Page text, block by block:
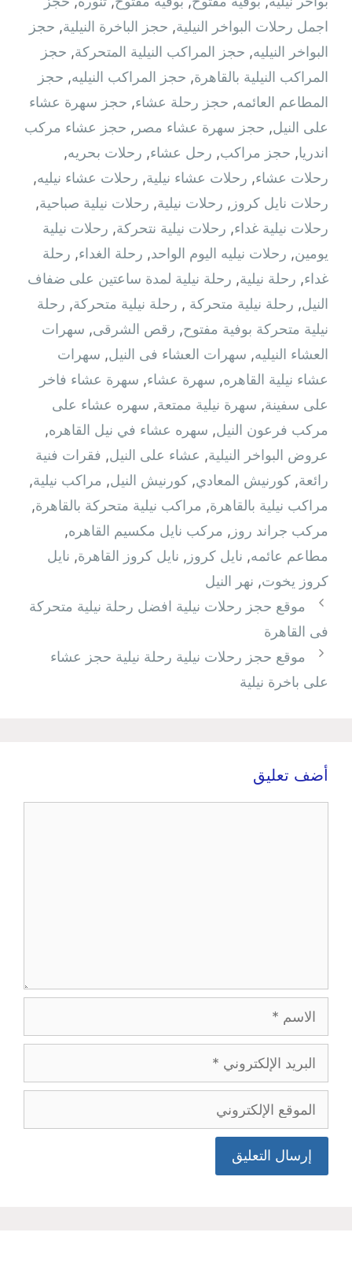
اجمل رحلات البواخر النيلية, حجز الباخرة النيلية, حجز
البواخر النيليه, حجز المراكب النيلية المتحركة, حجز
المراكب النيلية بالقاهرة, حجز المراكب النيليه, حجز
المطاعم العائمه, حجز رحلة عشاء, حجز سهرة عشاء
على النيل, حجز سهرة عشاء مصر , حجز عشاء مركب
اندريا, حجز مراكب, رحل عشاء, رحلات بحريه,
رحلات عشاء, رحلات عشاء نيلية, رحلات عشاء نيليه,
رحلات نايل كروز , رحلات نيلية, رحلات نيلية صباحية,
رحلات نيلية غداء, رحلات نيلية نتحركة, رحلات نيلية
يومين, رحلات نيليه اليوم الواحد, رحلة الغداء, رحلة
غداء, رحلة نيلية, رحلة نيلية لمدة ساعتين على ضفاف
النيل, رحلة نيلية متحركة ‫ , رحلة نيلية متحركة, رحلة
نيلية متحركة بوفية مفتوح, رقص الشرقى, سهرات
العشاء النيليه, سهرات العشاء فى النيل, سهرات
عشاء نيلية القاهره, سهرة عشاء, سهرة عشاء فاخر
على سفينة, سهرة نيلية ممتعة, سهره عشاء على
مركب فرعون النيل, سهره عشاء في نيل القاهره‏,
عروض البواخر النيلية, عشاء على النيل, فقرات فنية
رائعة, كورنيش المعادي, كورنيش النيل, مراكب نيلية,
مراكب نيلية بالقاهرة, مراكب نيلية متحركة بالقاهرة,
مركب جراند روز , مركب نايل مكسيم القاهره,
مطاعم عائمه, نايل كروز , نايل كروز القاهرة, نايل
كروز يخوت, نهر النيل
موقع حجز رحلات نيلية افضل رحلة نيلية متحركة
فى القاهرة
موقع حجز رحلات نيلية رحلة نيلية حجز عشاء
على باخرة نيلية
أضف تعليق
الاسم
البريد
الإلكتروني
الموقع
الإلكتروني